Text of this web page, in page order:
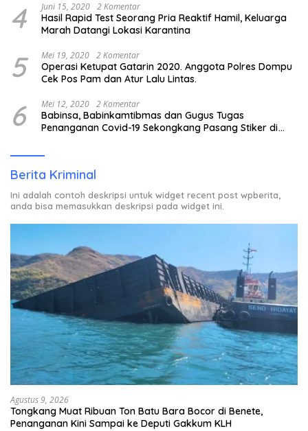
4 Juni 15, 2020 2 Komentar
Hasil Rapid Test Seorang Pria Reaktif Hamil, Keluarga
Marah Datangi Lokasi Karantina
5 Mei 19, 2020 2 Komentar
Operasi Ketupat Gatarin 2020. Anggota Polres Dompu
Cek Pos Pam dan Atur Lalu Lintas.
6 Mei 12, 2020 2 Komentar
Babinsa, Babinkamtibmas dan Gugus Tugas
Penanganan Covid-19 Sekongkang Pasang Stiker di
Berita Kriminal
Ini adalah contoh deskripsi untuk widget recent post wpberita,
anda bisa memasukkan deskripsi pada widget ini.
Agustus 9, 2026
Tongkang Muat Ribuan Ton Batu Bara Bocor di Benete,
Penanganan Kini Sampai ke Deputi Gakkum KLH